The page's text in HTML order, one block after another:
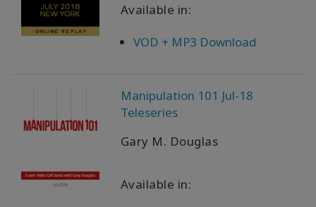
Available in:
VOD + MP3 Download
Manipulation 101 Jul-18
Teleseries
Gary M. Douglas
Available in: